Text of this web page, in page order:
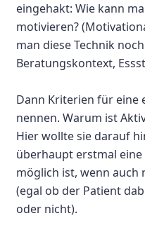
eingehakt: Wie kann
motivieren?
man diese Technik
Beratungskontext,
Dann Kriterien für eine
nennen. Warum ist
Hier wollte sie darauf
überhaupt erstmal
möglich ist, wenn
(egal ob der Patient
oder nicht).